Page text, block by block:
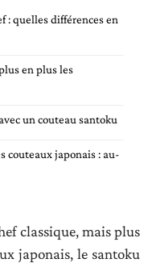
: quelles différences en
en plus les
un couteau santoku
couteaux japonais : au-
classique, mais plus
japonais, le santoku